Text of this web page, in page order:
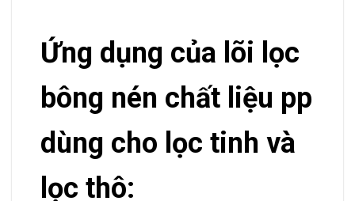
Ứng dụng của lõi lọc
bông nén chất liệu pp
dùng cho lọc tinh và
lọc thô: